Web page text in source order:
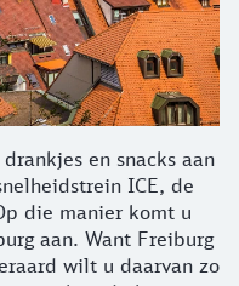
en snacks aan
ICE, de
die manier komt u
aan. Want Freiburg
wilt u daarvan zo